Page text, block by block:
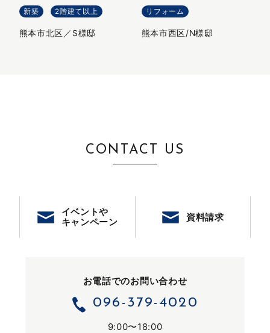
新築 2階建て以上
熊本市北区／S様邸
リフォーム
熊本市西区/N様邸
CONTACT US
イベントや
キャンペーン
資料請求
お電話でのお問い合わせ
096-379-4020
9:00〜18:00